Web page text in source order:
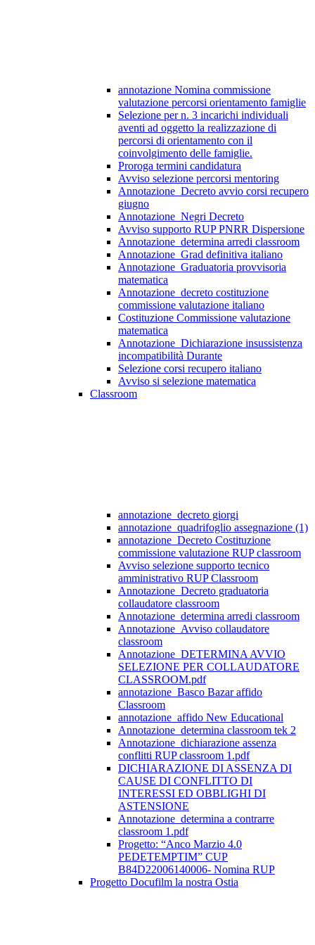
annotazione Nomina commissione
valutazione percorsi orientamento famiglie
Selezione per n. 3 incarichi individuali
aventi ad oggetto la realizzazione di
percorsi di orientamento con il
coinvolgimento delle famiglie.
Proroga termini candidatura
Avviso selezione percorsi mentoring
Annotazione_Decreto avvio corsi recupero
giugno
Annotazione_Negri Decreto
Avviso supporto RUP PNRR Dispersione
Annotazione_determina arredi classroom
Annotazione_Grad definitiva italiano
Annotazione_Graduatoria provvisoria
matematica
Annotazione_decreto costituzione
commissione valutazione italiano
Costituzione Commissione valutazione
matematica
Annotazione_Dichiarazione insussistenza
incompatibilità Durante
Selezione corsi recupero italiano
Avviso si selezione matematica
Classroom
annotazione_decreto giorgi
annotazione_quadrifoglio assegnazione (1)
annotazione_Decreto Costituzione
commissione valutazione RUP classroom
Avviso selezione supporto tecnico
amministrativo RUP Classroom
Annotazione_Decreto graduatoria
collaudatore classroom
Annotazione_determina arredi classroom
Annotazione_Avviso collaudatore
classroom
Annotazione_DETERMINA AVVIO
SELEZIONE PER COLLAUDATORE
CLASSROOM.pdf
annotazione_Basco Bazar affido
Classroom
annotazione_affido New Educational
Annotazione_determina classroom tek 2
Annotazione_dichiarazione assenza
conflitti RUP classroom 1.pdf
DICHIARAZIONE DI ASSENZA DI
CAUSE DI CONFLITTO DI
INTERESSI ED OBBLIGHI DI
ASTENSIONE
Annotazione_determina a contrarre
classroom 1.pdf
Progetto: “Anco Marzio 4.0
PEDETEMPTIM” CUP
B84D22006140006- Nomina RUP
Progetto Docufilm la nostra Ostia